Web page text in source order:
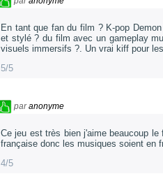
En tant que fan du film ? K-pop
et stylé ? du film avec un gameplay
visuels immersifs ?. Un vrai kiff pour
5/5
paranonyme
Ce jeu est très bien j'aime beaucoup
française donc les musiques soient en
4/5